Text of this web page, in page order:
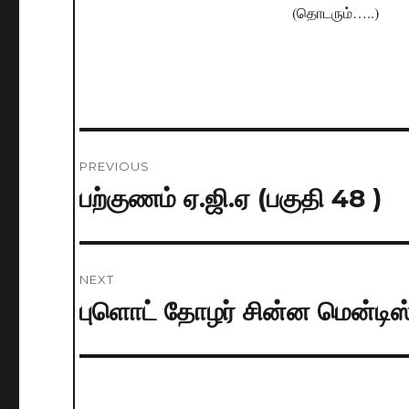
(தொடரும்…..)
navigation
PREVIOUS
Previous
பற்குணம் ஏ.ஜி.ஏ (பகுதி 48 )
NEXT
Next
புளொட் தோழர் சின்ன